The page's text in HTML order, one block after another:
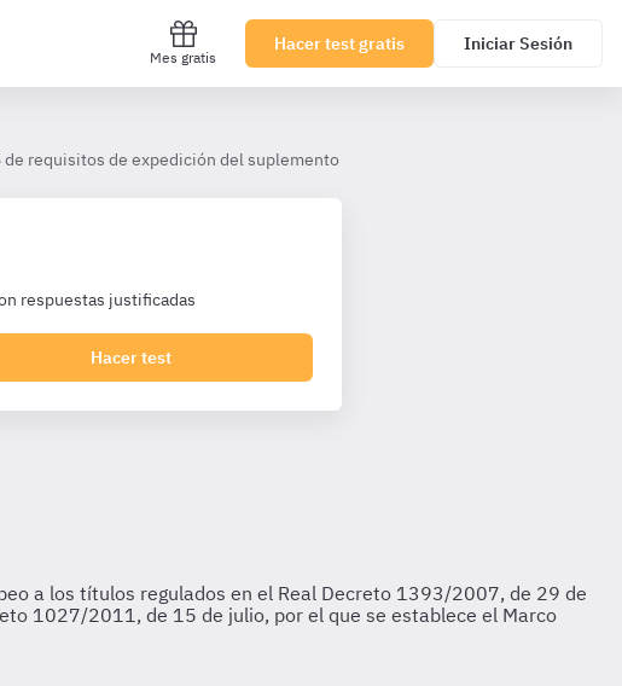
Mes gratis
Hacer test gratis Iniciar Sesión
de requisitos de expedición del suplemento europeo. Orden ECD/760/2013 de
respuestas justificadas
Hacer test